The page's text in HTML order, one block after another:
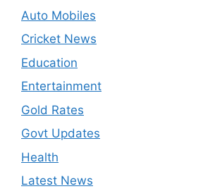
Auto Mobiles
Cricket News
Education
Entertainment
Gold Rates
Govt Updates
Health
Latest News